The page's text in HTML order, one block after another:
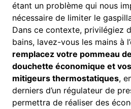
étant un problème qui nous
nécessaire de limiter le
Dans ce contexte, privilégiez
bains, lavez-vous les mains à
remplacez votre pommeau
douchette économique et
mitigeurs thermostatiques,
derniers d’un régulateur de
permettra de réaliser des